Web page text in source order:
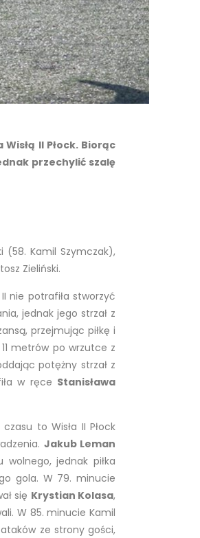
II Płock. Biorąc
przechylić szalę
(58. Kamil Szymczak),
Zieliński.
nie potrafiła stworzyć
jednak jego strzał z
przejmując piłkę i
metrów po wrzutce z
potężny strzał z
w ręce Stanisława
to Wisła II Płock
Jakub Leman
wolnego, jednak piłka
gola. W 79. minucie
się Krystian Kolasa,
W 85. minucie Kamil
ze strony gości,